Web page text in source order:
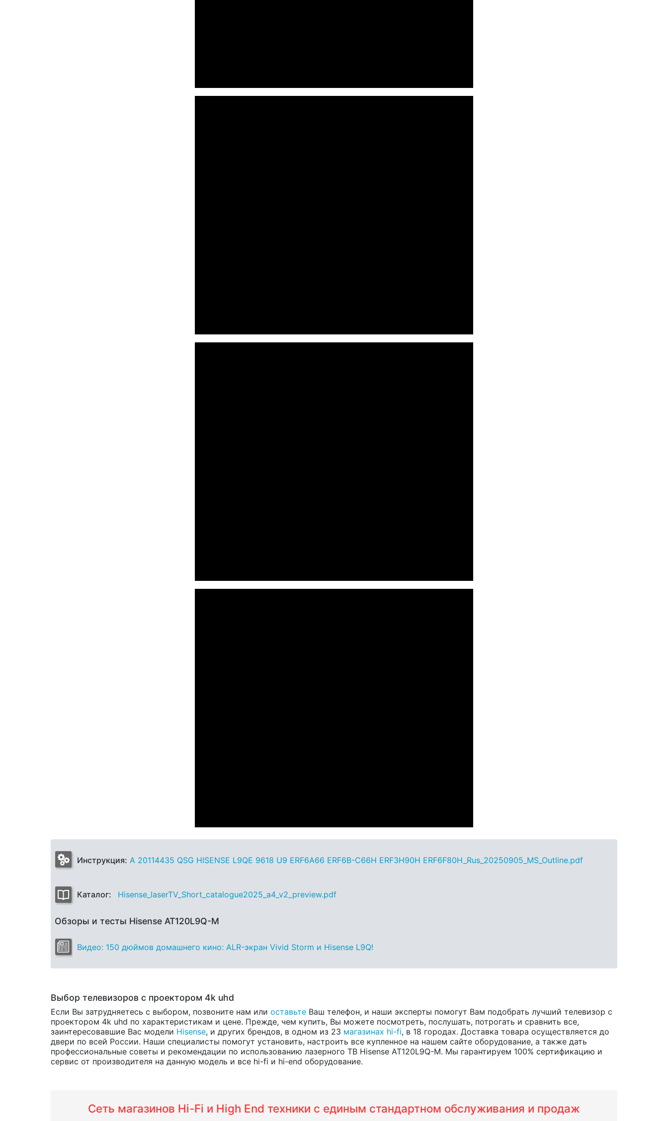
Инструкция: A 20114435 QSG HISENSE L9QE 9618 U9 ERF6A66 ERF6B-C66H ERF3H90H ERF6F80H_Rus_20250905_MS_Outline.pdf
Каталог: Hisense_laserTV_Short_catalogue2025_a4_v2_preview.pdf
Обзоры и тесты Hisense AT120L9Q-M
Видео: 150 дюймов домашнего кино: ALR-экран Vivid Storm и Hisense L9Q!
Выбор телевизоров с проектором 4k uhd
Если Вы затрудняетесь с выбором, позвоните нам или оставьте Ваш телефон, и наши эксперты помогут Вам подобрать лучший телевизор с
проектором 4k uhd по характеристикам и цене. Прежде, чем купить, Вы можете посмотреть, послушать, потрогать и сравнить все,
заинтересовавшие Вас модели Hisense, и других брендов, в одном из 23 магазинах hi-fi, в 18 городах. Доставка товара осуществляется до
двери по всей России. Наши специалисты помогут установить, настроить все купленное на нашем сайте оборудование, а также дать
профессиональные советы и рекомендации по использованию лазерного ТВ Hisense AT120L9Q-M. Мы гарантируем 100% сертификацию и
сервис от производителя на данную модель и все hi-fi и hi-end оборудование.
Сеть магазинов Hi-Fi и High End техники с единым стандартном обслуживания и продаж